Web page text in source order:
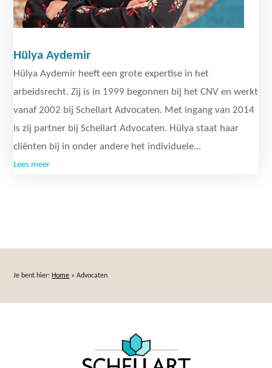
Hülya Aydemir
Hülya Aydemir heeft een grote expertise in het
arbeidsrecht. Zij is in 1999 begonnen bij het CNV en werkt
vanaf 2002 bij Schellart Advocaten. Met ingang van 2014
is zij partner bij Schellart Advocaten. Hülya staat haar
cliënten bij in onder andere het individuele...
Lees meer
Je bent hier: Home »Advocaten